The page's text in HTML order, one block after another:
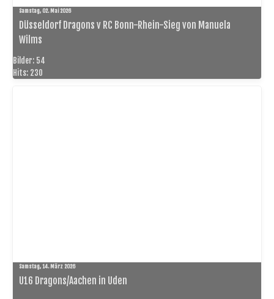
Samstag, 02. Mai 2026
Düsseldorf Dragons v RC Bonn-Rhein-Sieg von Manuela
Wilms
Bilder: 54
Hits: 230
Samstag, 14. März 2026
U16 Dragons/Aachen in Uden